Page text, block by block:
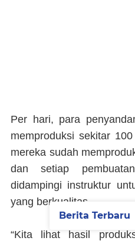
Per hari, para
memproduksi sekitar
mereka sudah
dan setiap
didampingi instruktur
yang berkualitas.
“Kita lihat hasil
Berita Terbaru